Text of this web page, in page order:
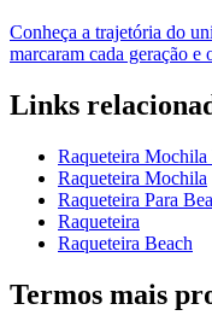
Conheça a trajetória do
marcaram cada geração e
Links
Raqueteira Mochila
Raqueteira Mochila
Raqueteira Para
Raqueteira
Raqueteira Beach
Termos mais